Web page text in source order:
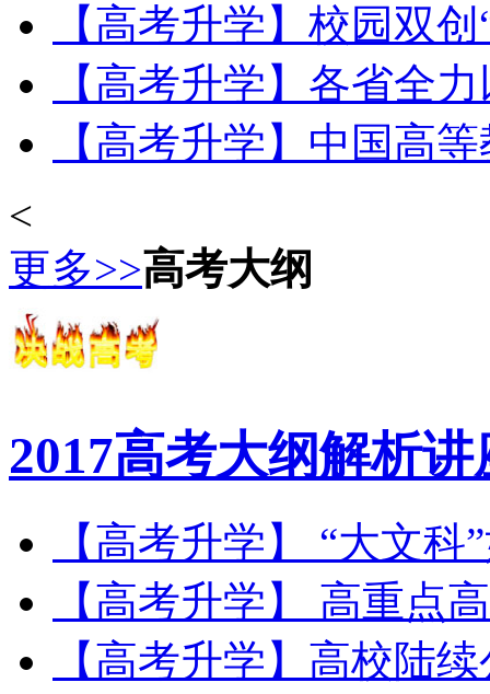
【高考升学】校园双
【高考升学】各省全
【高考升学】中国高
<
更多>>高考大纲
2017高考大纲解析
【高考升学】 “大文
【高考升学】 高重点
【高考升学】高校陆